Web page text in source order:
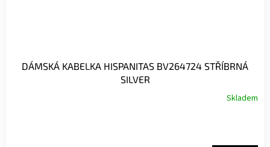
DÁMSKÁ KABELKA HISPANITAS BV264724 STŘÍBRNÁ
SILVER
Skladem